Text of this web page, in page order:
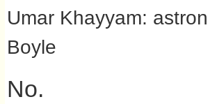
Umar Khayyam:
Boyle
No.